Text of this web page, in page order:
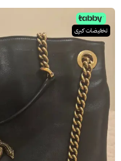
تخفيضات كبرى